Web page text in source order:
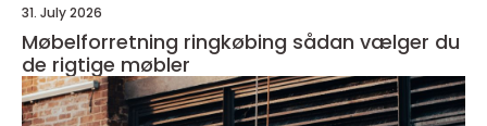
31. July 2026
Møbelforretning ringkøbing sådan vælger du
de rigtige møbler